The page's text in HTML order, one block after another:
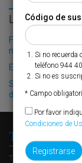
LO MÁS LEÍDO
Fribasa refuerza
nueva base en
El Puerto de
Siport21 presenta
de Ingeniería Naval
Transporte
Transporte XXI es el
Código de
Si no recuerda
teléfono 944
Si no es
* Campo
Por favor
Condiciones de